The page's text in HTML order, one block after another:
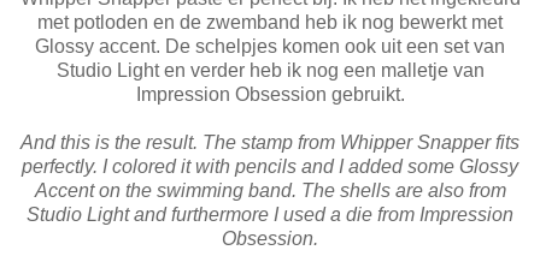
met potloden en de zwemband heb ik nog bewerkt met
Glossy accent. De schelpjes komen ook uit een set van
Studio Light en verder heb ik nog een malletje van
Impression Obsession gebruikt.
And this is the result. The stamp from Whipper Snapper fits
perfectly. I colored it with pencils and I added some Glossy
Accent on the swimming band. The shells are also from
Studio Light and furthermore I used a die from Impression
Obsession.